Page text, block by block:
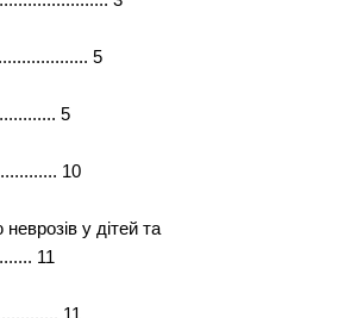
5
5
10
у дітей та
11
11